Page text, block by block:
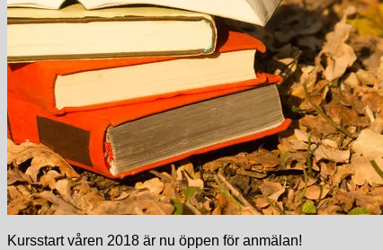
Kursstart våren 2018 är nu öppen för anmälan!